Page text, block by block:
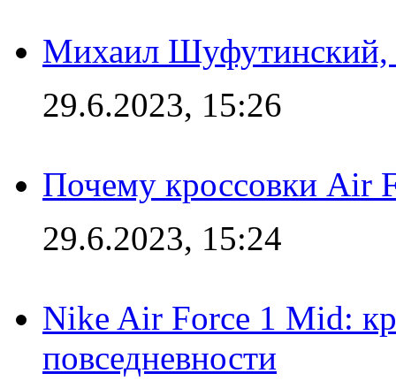
Михаил Шуфутинский,
29.6.2023, 15:26
Почему кроссовки Air
29.6.2023, 15:24
Nike Air Force 1 Mid:
повседневности